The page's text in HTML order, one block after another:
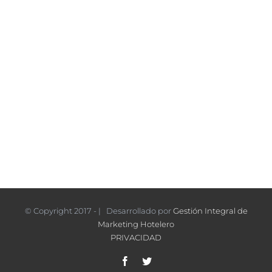
© Copyright 2017 - | Desarrollado porGestión Integral de
Marketing Hotelero
PRIVACIDAD
FacebookTwitter